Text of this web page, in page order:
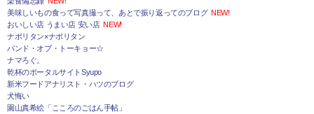
美味しいもの食って写真撮って、あとで振り返ってのブログ NEW!
おいしい店 うまい店 安い店 NEW!
ナポリタン×ナポリタン
バンド・オブ・トーキョー☆
ナマろぐ。
乾杯のポータルサイトSyupo
新米フードアナリスト・ハツのブログ
犬悔い
園山真希絵「こころのごはん手帖」